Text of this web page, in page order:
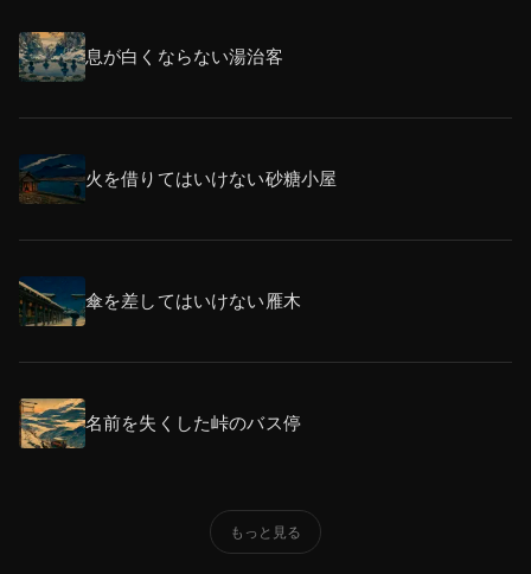
息が白くならない湯治客
火を借りてはいけない砂糖小屋
傘を差してはいけない雁木
名前を失くした峠のバス停
もっと見る